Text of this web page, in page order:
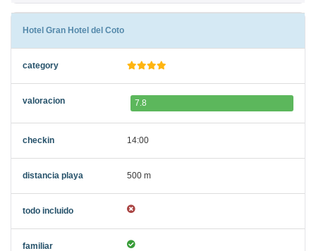
Hotel Gran Hotel del Coto
7.8
14:00
500 m